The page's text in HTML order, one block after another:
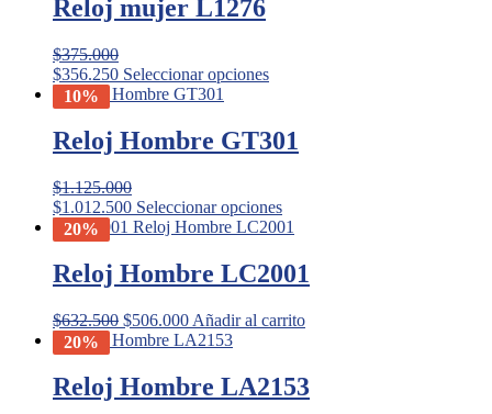
de
Reloj mujer L1276
$375.000
$356.250 Seleccionar opcionesEste
múltiples
variantes.
se
pueden
en
la
página
de
10%
Reloj Hombre GT301
$1.125.000
$1.012.500 Seleccionar opcionesEste
producto
múltiples
variantes.
opciones
elegir
en
20%
Reloj Hombre LC2001
$632.500 $506.000 Añadir al carrito
20%
Reloj Hombre LA2153